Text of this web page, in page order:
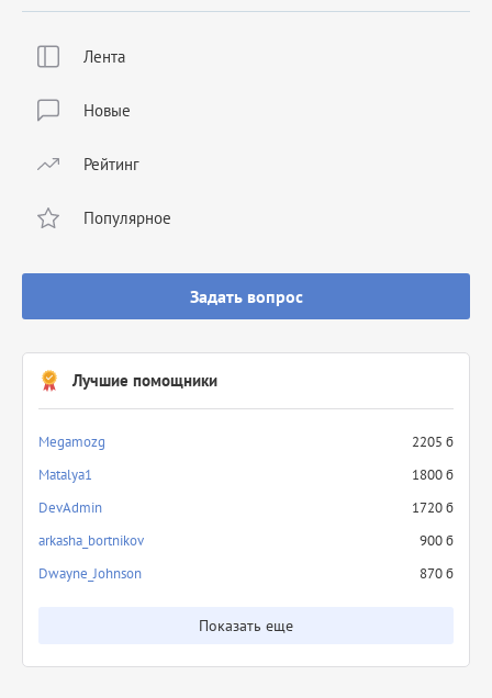
Лента
Новые
Рейтинг
Популярное
Задать вопрос
Лучшие помощники
Megamozg
2205 б
Matalya1
1800 б
DevAdmin
1720 б
arkasha_bortnikov
900 б
Dwayne_Johnson
870 б
Показать еще